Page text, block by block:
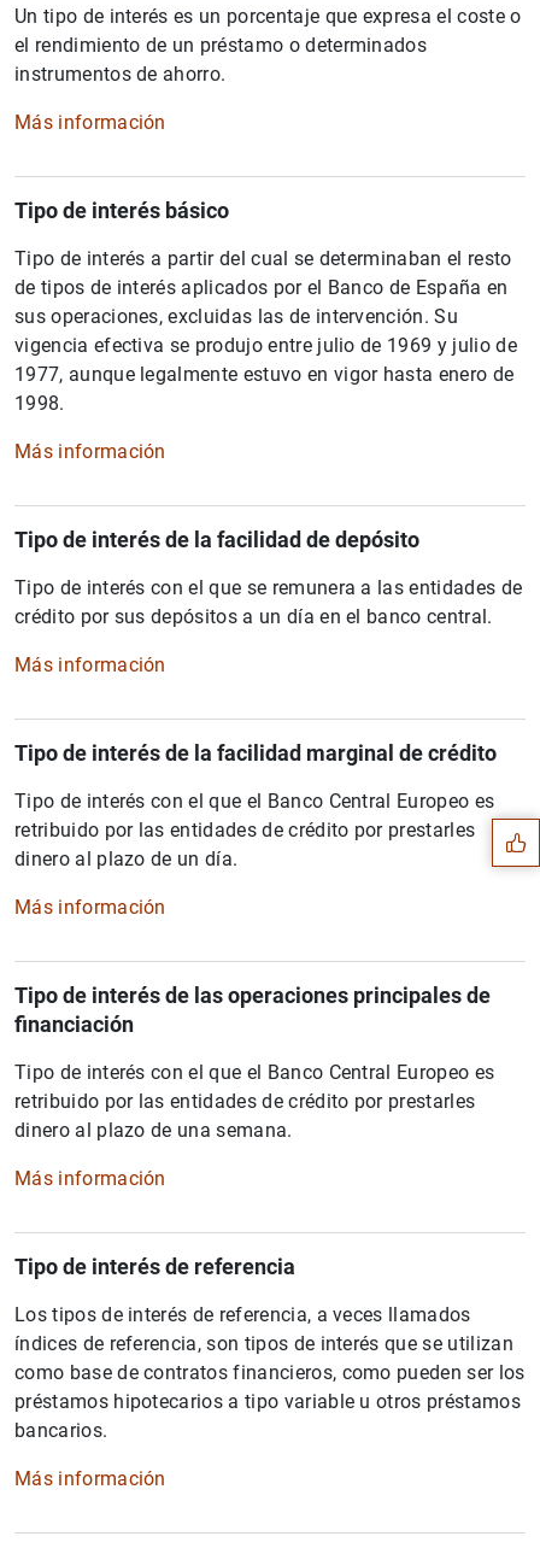
Un tipo de interés es un porcentaje que expresa el coste o
el rendimiento de un préstamo o determinados
instrumentos de ahorro.
Más información
Tipo de interés básico
Tipo de interés a partir del cual se determinaban el resto
de tipos de interés aplicados por el Banco de España en
sus operaciones, excluidas las de intervención. Su
vigencia efectiva se produjo entre julio de 1969 y julio de
1977, aunque legalmente estuvo en vigor hasta enero de
1998.
Más información
Tipo de interés de la facilidad de depósito
Tipo de interés con el que se remunera a las entidades de
crédito por sus depósitos a un día en el banco central.
Más información
Tipo de interés de la facilidad marginal de crédito
Tipo de interés con el que el Banco Central Europeo es
retribuido por las entidades de crédito por prestarles
dinero al plazo de un día.
Más información
Tipo de interés de las operaciones principales de
financiación
Tipo de interés con el que el Banco Central Europeo es
retribuido por las entidades de crédito por prestarles
dinero al plazo de una semana.
Más información
Tipo de interés de referencia
Los tipos de interés de referencia, a veces llamados
índices de referencia, son tipos de interés que se utilizan
como base de contratos financieros, como pueden ser los
préstamos hipotecarios a tipo variable u otros préstamos
bancarios.
Más información
Sugerencias